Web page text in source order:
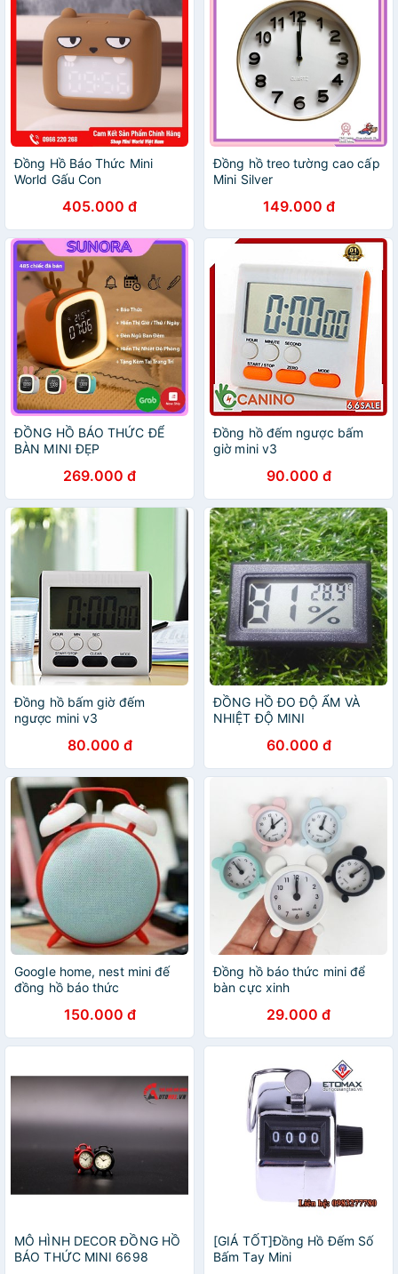
Đồng Hồ Báo Thức Mini
World Gấu Con
405.000 đ
Đồng hồ treo tường cao cấp
Mini Silver
149.000 đ
ĐỒNG HỒ BÁO THỨC ĐỂ
BÀN MINI ĐẸP
269.000 đ
Đồng hồ đếm ngược bấm
giờ mini v3
90.000 đ
Đồng hồ bấm giờ đếm
ngược mini v3
80.000 đ
ĐỒNG HỒ ĐO ĐỘ ẨM VÀ
NHIỆT ĐỘ MINI
60.000 đ
Google home, nest mini đế
đồng hồ báo thức
150.000 đ
Đồng hồ báo thức mini để
bàn cực xinh
29.000 đ
MÔ HÌNH DECOR ĐỒNG HỒ
BÁO THỨC MINI 6698
[GIÁ TỐT]Đồng Hồ Đếm Số
Bấm Tay Mini